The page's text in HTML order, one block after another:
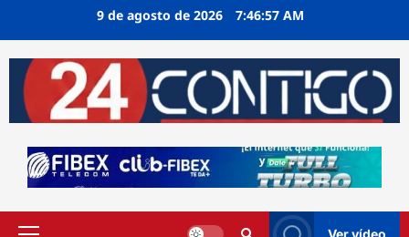
9 de agosto de 2026 7:46:58 AM